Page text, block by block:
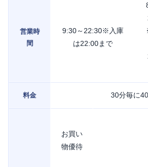
営業時
間
9:30～22:30※入庫
は22:00まで
料金 30分毎に
お買い
物優待